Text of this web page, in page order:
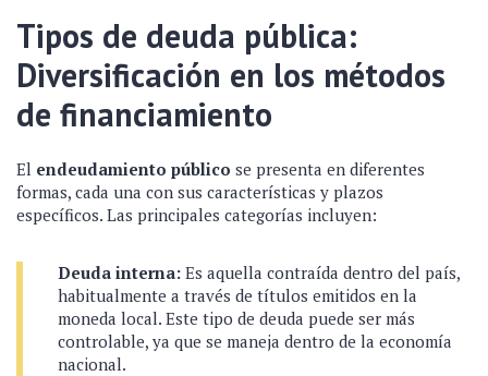
Tipos de deuda pública:
Diversificación en los métodos
de financiamiento
El endeudamiento público se presenta en diferentes
formas, cada una con sus características y plazos
específicos. Las principales categorías incluyen:
Deuda interna: Es aquella contraída dentro del país,
habitualmente a través de títulos emitidos en la
moneda local. Este tipo de deuda puede ser más
controlable, ya que se maneja dentro de la economía
nacional.